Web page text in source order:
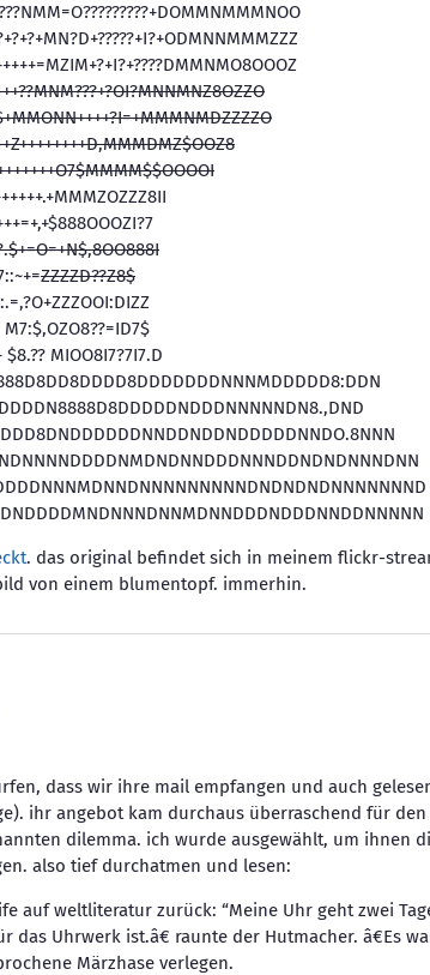
ZZZZD??Z8$
MIOO8I7?7I7.D
. das original befindet sich in meinem flickr-
von einem blumentopf. immerhin.
dass wir ihre mail empfangen und auch
ihr angebot kam durchaus überraschend für
dilemma. ich wurde ausgewählt, um ihnen
also tief durchatmen und lesen:
auf weltliteratur zurück: “Meine Uhr geht zwei
Uhrwerk ist.â€ raunte der Hutmacher. â€Es
Märzhase verlegen.